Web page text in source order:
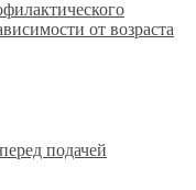
от возраста
подачей